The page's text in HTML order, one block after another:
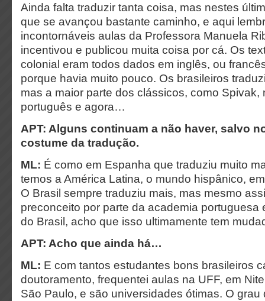
Ainda falta traduzir tanta coisa, mas nestes
que se avançou bastante caminho, e aqui
incontornáveis aulas da Professora Manuela
incentivou e publicou muita coisa por cá. Os
colonial eram todos dados em inglês, ou
porque havia muito pouco. Os brasileiros
mas a maior parte dos clássicos, como Spivak,
português e agora…
APT: Alguns continuam a não haver, salvo
costume da tradução.
ML: É como em Espanha que traduziu muito
temos a América Latina, o mundo hispânico,
O Brasil sempre traduziu mais, mas mesmo
preconceito por parte da academia portuguesa
do Brasil, acho que isso ultimamente tem
APT: Acho que ainda há…
ML: E com tantos estudantes bons brasileiros
doutoramento, frequentei aulas na UFF, em
São Paulo, e são universidades ótimas. O grau